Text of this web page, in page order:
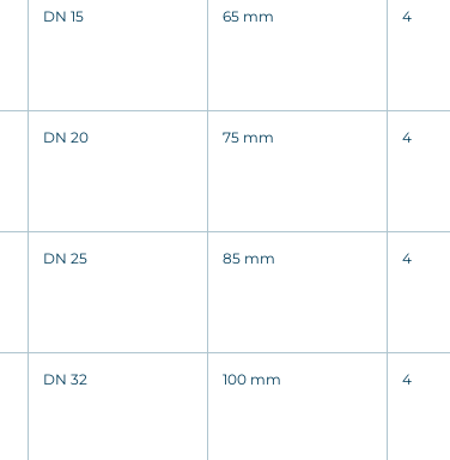
DN 15 65 mm 4
DN 20 75 mm 4
DN 25 85 mm 4
DN 32 100 mm 4